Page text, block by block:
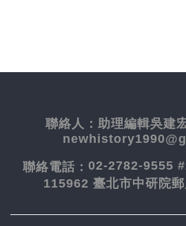
聯絡人： 助理編輯吳
聯絡電話： 02-2782-9555
115962 臺北市中研院